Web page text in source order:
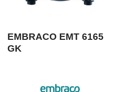
EMBRACO EMT 6165
GK